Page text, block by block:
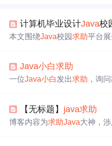
计算机毕业设计Java校
本文围绕Java校园求助平台
评论、收藏等辅助功能，实现
化管理，为师生提供便捷
求助
Java小白求助
一位Java小白发出求助 ，询
【无标题】 java求助
博客内容为求助Java大神，